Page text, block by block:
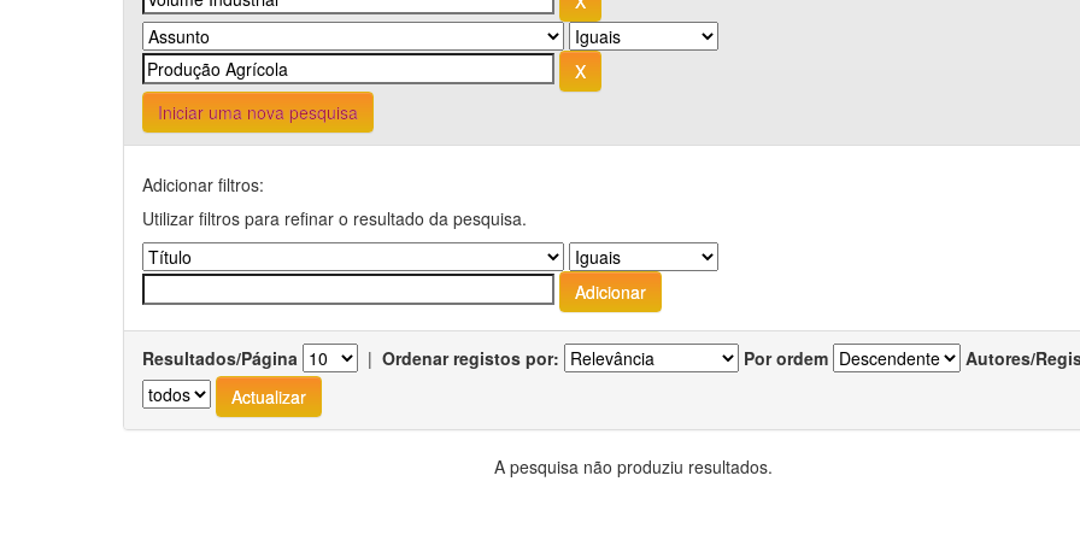
Iniciar uma nova pesquisa
Adicionar filtros:
Utilizar filtros para refinar o resultado da pesquisa.
Resultados/Página | Ordenar registos por: Por ordem Autores/
A pesquisa não produziu resultados.